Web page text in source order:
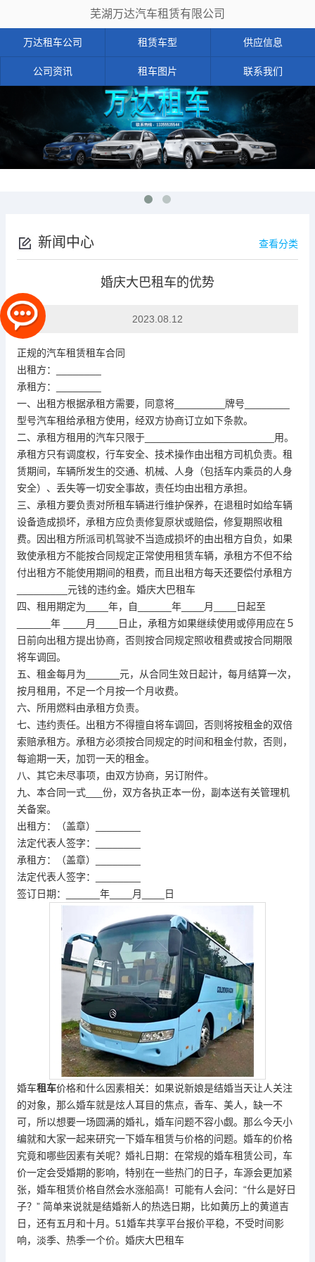
芜湖万达汽车租赁有限公司
万达租车公司 租赁车型 供应信息
公司资讯 租车图片 联系我们
新闻中心 查看分类
婚庆大巴租车的优势
2023.08.12
正规的汽车租赁租车合同
出租方：________
承租方：________
一、出租方根据承租方需要，同意将_________牌号________
型号汽车租给承租方使用，经双方协商订立如下条款。
二、承租方租用的汽车只限于_______________________用。
承租方只有调度权，行车安全、技术操作由出租方司机负责。租
赁期间，车辆所发生的交通、机械、人身（包括车内乘员的人身
安全）、丢失等一切安全事故，责任均由出租方承担。
三、承租方要负责对所租车辆进行维护保养，在退租时如给车辆
设备造成损坏，承租方应负责修复原状或赔偿，修复期照收租
费。因出租方所派司机驾驶不当造成损坏的由出租方自负，如果
致使承租方不能按合同规定正常使用租赁车辆，承租方不但不给
付出租方不能使用期间的租费，而且出租方每天还要偿付承租方
_________元钱的违约金。婚庆大巴租车
四、租用期定为____年，自______年____月____日起至
______年 ____月____日止，承租方如果继续使用或停用应在５
日前向出租方提出协商，否则按合同规定照收租费或按合同期限
将车调回。
五、租金每月为______元，从合同生效日起计，每月结算一次，
按月租用，不足一个月按一个月收费。
六、所用燃料由承租方负责。
七、违约责任。出租方不得擅自将车调回，否则将按租金的双倍
索赔承租方。承租方必须按合同规定的时间和租金付款，否则，
每逾期一天，加罚一天的租金。
八、其它未尽事项，由双方协商，另订附件。
九、本合同一式___份，双方各执正本一份，副本送有关管理机
关备案。
出租方：（盖章）________
法定代表人签字：________
承租方：（盖章）________
法定代表人签字：________
签订日期：______年____月____日
婚车租车价格和什么因素相关：如果说新娘是结婚当天让人关注
的对象，那么婚车就是炫人耳目的焦点，香车、美人，缺一不
可，所以想要一场圆满的婚礼，婚车问题不容小觑。那么今天小
编就和大家一起来研究一下婚车租赁与价格的问题。婚车的价格
究竟和哪些因素有关呢？婚礼日期：在常规的婚车租赁公司，车
价一定会受婚期的影响，特别在一些热门的日子，车源会更加紧
张，婚车租赁价格自然会水涨船高！可能有人会问：“什么是好日
子？” 简单来说就是结婚新人的热选日期，比如黄历上的黄道吉
日，还有五月和十月。51婚车共享平台报价平稳，不受时间影
响，淡季、热季一个价。 婚庆大巴租车